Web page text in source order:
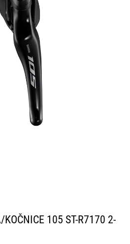
105 ST-R7170 2-